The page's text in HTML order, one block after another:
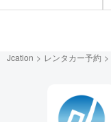
Jcation レンタカー予約